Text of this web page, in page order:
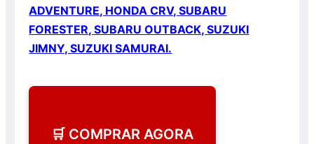
ADVENTURE, HONDA CRV, SUBARU
FORESTER, SUBARU OUTBACK, SUZUKI
JIMNY, SUZUKI SAMURAI.
🛒 COMPRAR AGORA